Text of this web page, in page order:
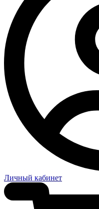
Личный кабинет